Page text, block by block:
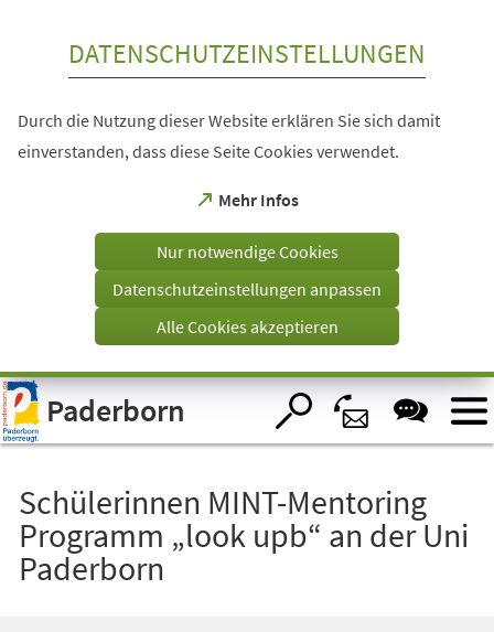
Visuelle
Assistenzsoftware
öffnen.
DATENSCHUTZEINSTELLUNGEN
Durch die Nutzung dieser Website erklären Sie sich damit
einverstanden, dass diese Seite Cookies verwendet.
Mehr Infos
(Öffnet
einem
Tab)
Nur notwendige Cookies
Datenschutzeinstellungen anpassen
Alle Cookies akzeptieren
Paderborn
Schülerinnen MINT-Mentoring
Programm „look upb“ an der Uni
Paderborn